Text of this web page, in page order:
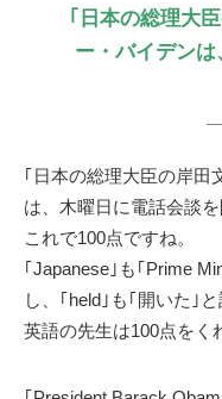
｢日本の総理大
ー・バイデン
｢日本の総理大臣の岸田
は、木曜日に電話会談
これで100点ですね。
｢Japanese｣も｢Prime
し、｢held｣も｢開いた｣と
英語の先生は100点をく